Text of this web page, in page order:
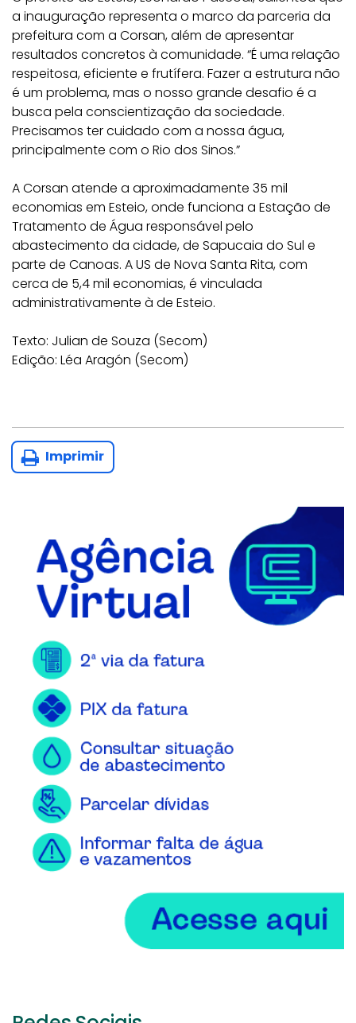
a inauguração representa o marco da parceria da
prefeitura com a Corsan, além de apresentar
resultados concretos à comunidade. “É uma relação
respeitosa, eficiente e frutífera. Fazer a estrutura não
é um problema, mas o nosso grande desafio é a
busca pela conscientização da sociedade.
Precisamos ter cuidado com a nossa água,
principalmente com o Rio dos Sinos.”
A Corsan atende a aproximadamente 35 mil
economias em Esteio, onde funciona a Estação de
Tratamento de Água responsável pelo
abastecimento da cidade, de Sapucaia do Sul e
parte de Canoas. A US de Nova Santa Rita, com
cerca de 5,4 mil economias, é vinculada
administrativamente à de Esteio.
Texto: Julian de Souza (Secom)
Edição: Léa Aragón (Secom)
Imprimir